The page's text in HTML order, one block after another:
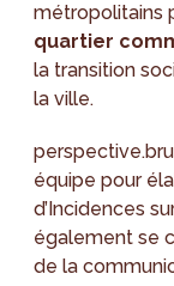
métropolitains
quartier
la transition
la ville.
équipe pour
d’Incidences
également se
de la